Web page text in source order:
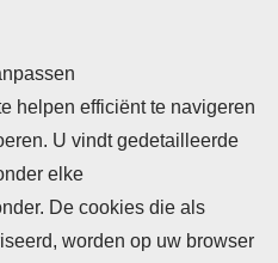
helpen efficiënt te navigeren
U vindt gedetailleerde
elke
De cookies die als
worden op uw browser